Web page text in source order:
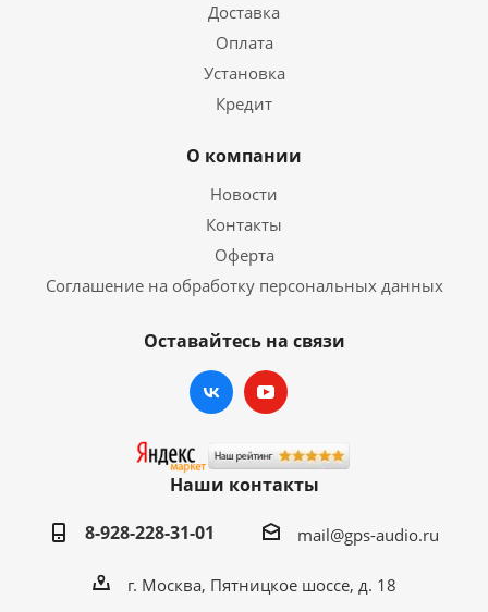
Доставка
Оплата
Установка
Кредит
О компании
Новости
Контакты
Оферта
Соглашение на обработку персональных данных
Оставайтесь на связи
Наши контакты
8-928-228-31-01
mail@gps-audio.ru
г. Москва, Пятницкое шоссе, д. 18